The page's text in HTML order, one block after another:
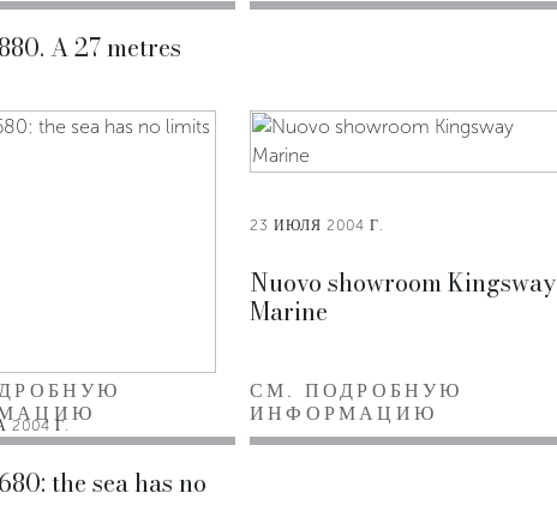
A 27 metres
2004 Г.
the sea has no
23 ИЮЛЯ 2004 Г.
Nuovo showroom Kingsway
Marine
СМ. ПОДРОБНУЮ
ИНФОРМАЦИЮ